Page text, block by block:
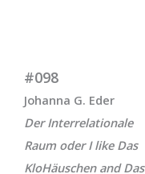
#098
Johanna G. Eder
Der Interrelationale
Raum oder I like Das
KloHäuschen and Das